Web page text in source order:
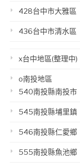
428台中市大雅區
436台中市清水區
x台中地區(整理中)
o南投地區
540南投縣南投市
545南投縣埔里鎮
546南投縣仁愛鄉
555南投縣魚池鄉